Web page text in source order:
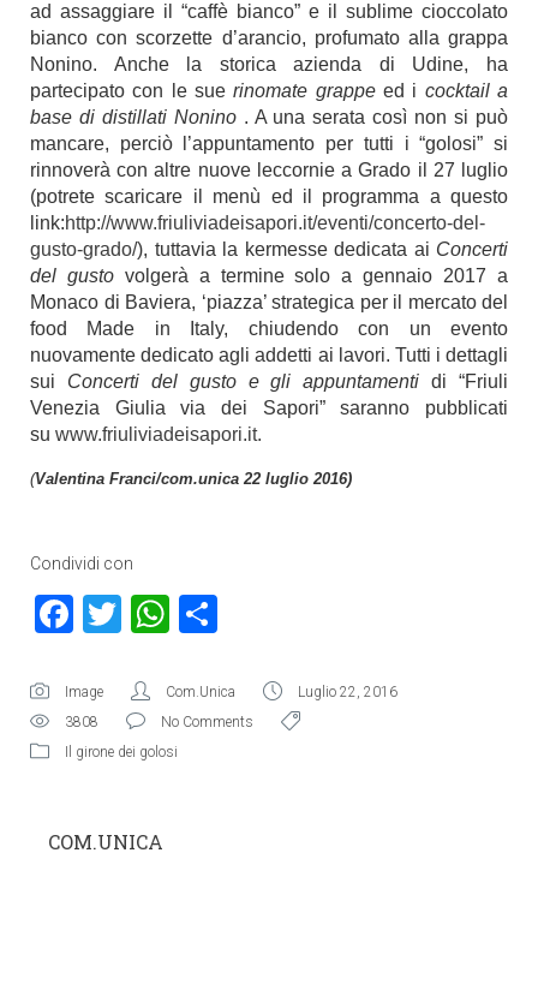
ad assaggiare il “caffè bianco” e il sublime cioccolato
bianco con scorzette d’arancio, profumato alla grappa
Nonino. Anche la storica azienda di Udine, ha
partecipato con le sue rinomate grappeed i cocktail a
base di distillati Nonino . A una serata così non si può
mancare, perciò l’appuntamento per tutti i “golosi” si
rinnoverà con altre nuove leccornie a Grado il 27 luglio
(potrete scaricare il menù ed il programma a questo
link:http://www.friuliviadeisapori.it/eventi/concerto-del-
gusto-grado/), tuttavia la kermesse dedicata ai Concerti
del gustovolgerà a termine solo a gennaio 2017 a
Monaco di Baviera, ‘piazza’ strategica per il mercato del
food Made in Italy, chiudendo con un evento
nuovamente dedicato agli addetti ai lavori. Tutti i dettagli
sui Concerti del gusto e gli appuntamenti di “Friuli
Venezia Giulia via dei Sapori” saranno pubblicati
su www.friuliviadeisapori.it.
(Valentina Franci/com.unica 22 luglio 2016)
Condividi con
Facebook
TwitterWhatsApp
Image Com.Unica
Luglio 22, 2016
3808
No Comments
Il girone dei golosi
COM.UNICA